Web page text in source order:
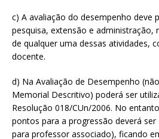
c) A avaliação do desempenho deve
pesquisa, extensão e administração,
de qualquer uma dessas atividades,
docente.
d) Na Avaliação de Desempenho
Memorial Descritivo) poderá ser
Resolução 018/CUn/2006. No
pontos para a progressão deverá
para professor associado), ficando